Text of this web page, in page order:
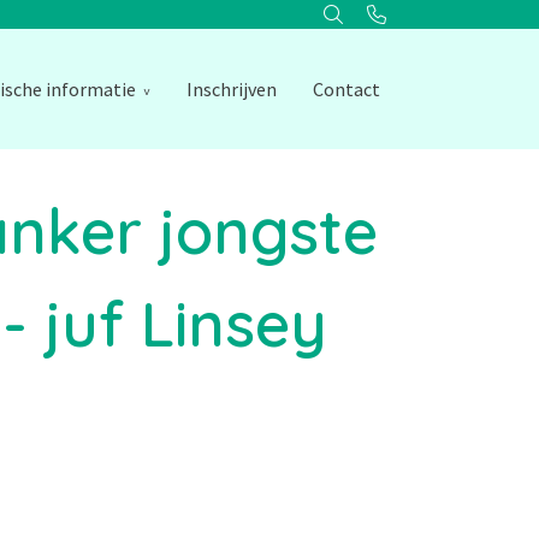
informatie Inschrijven Contact
jongste
juf Linsey